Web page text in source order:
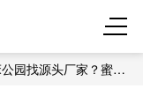
园找源头厂家？蜜动